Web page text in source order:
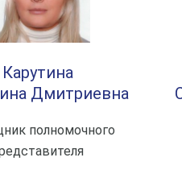
Карутина
Дмитриевна
полномочного